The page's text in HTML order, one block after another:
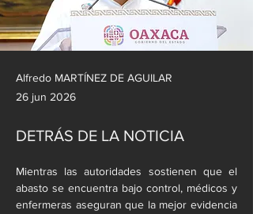
Alfredo MARTÍNEZ DE AGUILAR
26 jun 2026
DETRÁS DE LA NOTICIA
Mientras las autoridades sostienen que el
abasto se encuentra bajo control, médicos y
enfermeras aseguran que la mejor evidencia